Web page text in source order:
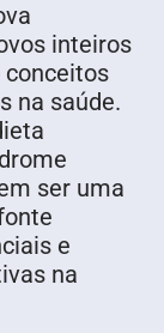
inteiros
conceitos
na saúde.
ser uma
e
na